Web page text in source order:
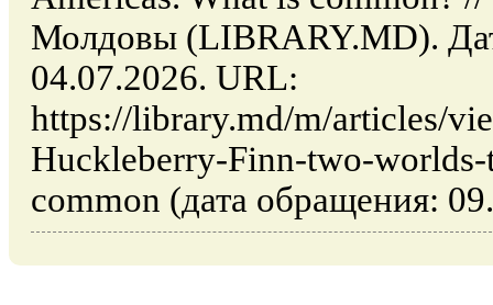
Молдовы (LIBRARY.MD).
04.07.2026. URL:
https://library.md/m/articles/
Huckleberry-Finn-two-
common (дата обращения: